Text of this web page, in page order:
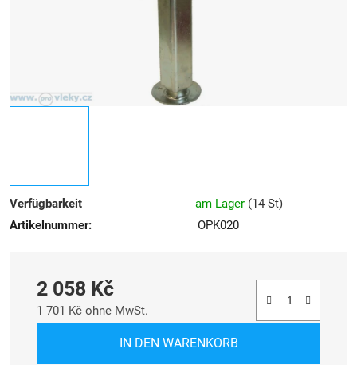
Verfügbarkeit am Lager (14 St)
Artikelnummer:
OPK020
2 058 Kč
1 701 Kč ohne MwSt.
IN DEN WARENKORB